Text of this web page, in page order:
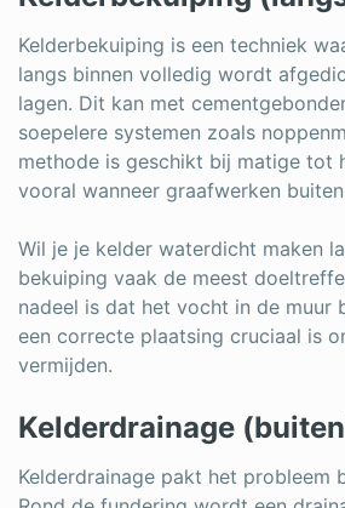
Kelderbekuiping is een techniek
langs binnen volledig wordt
lagen. Dit kan met
soepelere systemen zoals
methode is geschikt bij matige tot
vooral wanneer graafwerken
Wil je je kelder waterdicht maken
bekuiping vaak de meest
nadeel is dat het vocht in de muur
een correcte plaatsing cruciaal is
vermijden.
Kelderdrainage
Kelderdrainage pakt het probleem